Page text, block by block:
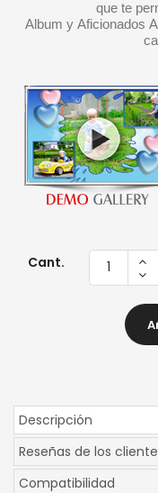
que te
Album y Aficionados
Cant.
Descripción
Reseñas de los
Compatibilidad